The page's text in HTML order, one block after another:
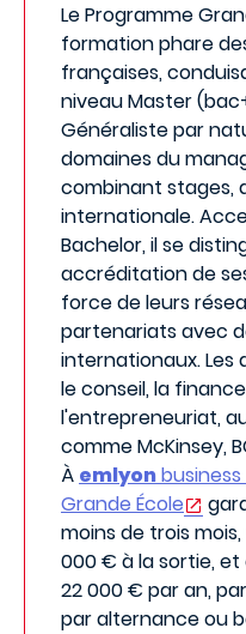
Le Programme
formation phare
françaises,
niveau Master
Généraliste par
domaines du
combinant stages,
internationale.
Bachelor, il se
accréditation de
force de leurs
partenariats avec
internationaux. Les
le conseil, la
l'entrepreneuriat,
comme McKinsey,
À emlyon
Grande École
moins de trois
000 € à la sortie,
22 000 € par an,
par alternance ou